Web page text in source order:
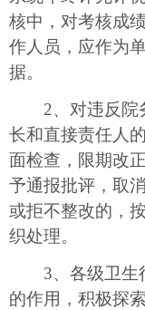
核中，对考核成
作人员，应作为
据。
2、对违反院
长和直接责任人
面检查，限期改
予通报批评，取
或拒不整改的，
织处理。
3、各级卫生行
的作用，积极探